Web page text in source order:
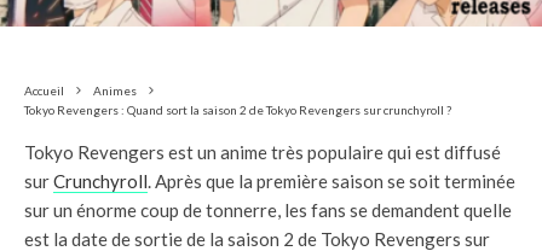
Accueil
Animes
Tokyo Revengers : Quand sort la saison 2 de Tokyo Revengers sur crunchyroll ?
Tokyo Revengers est un anime très populaire qui est diffusé
surCrunchyroll . Après que la première saison se soit terminée
sur un énorme coup de tonnerre, les fans se demandent quelle
est la date de sortie de la saison 2 de Tokyo Revengers sur